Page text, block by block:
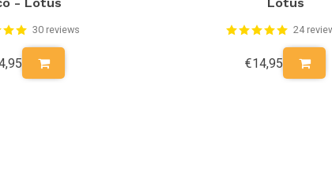
30 reviews 24
€14,95